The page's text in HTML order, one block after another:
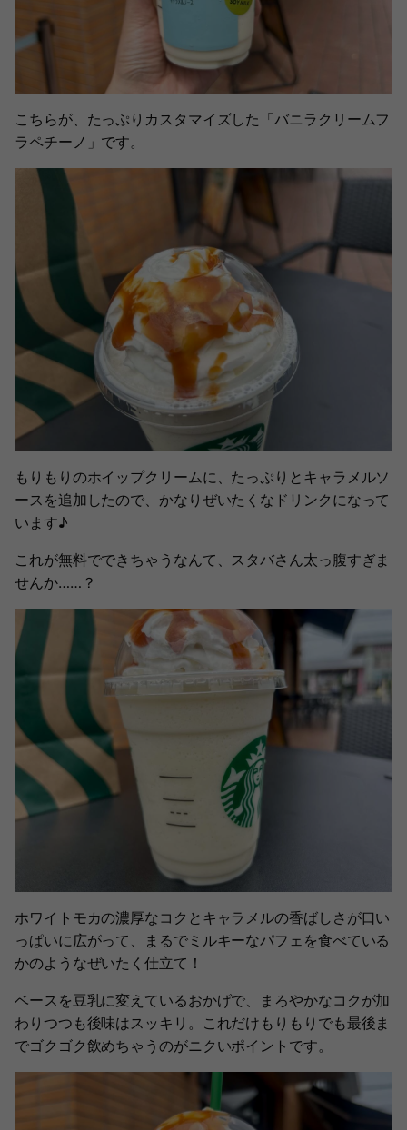
こちらが、たっぷりカスタマイズした「バニラクリームフ
ラペチーノ」です。
もりもりのホイップクリームに、たっぷりとキャラメルソ
ースを追加したので、かなりぜいたくなドリンクになって
います♪
これが無料でできちゃうなんて、スタバさん太っ腹すぎま
せんか……？
ホワイトモカの濃厚なコクとキャラメルの香ばしさが口い
っぱいに広がって、まるでミルキーなパフェを食べている
かのようなぜいたく仕立て！
ベースを豆乳に変えているおかげで、まろやかなコクが加
わりつつも後味はスッキリ。これだけもりもりでも最後ま
でゴクゴク飲めちゃうのがニクいポイントです。